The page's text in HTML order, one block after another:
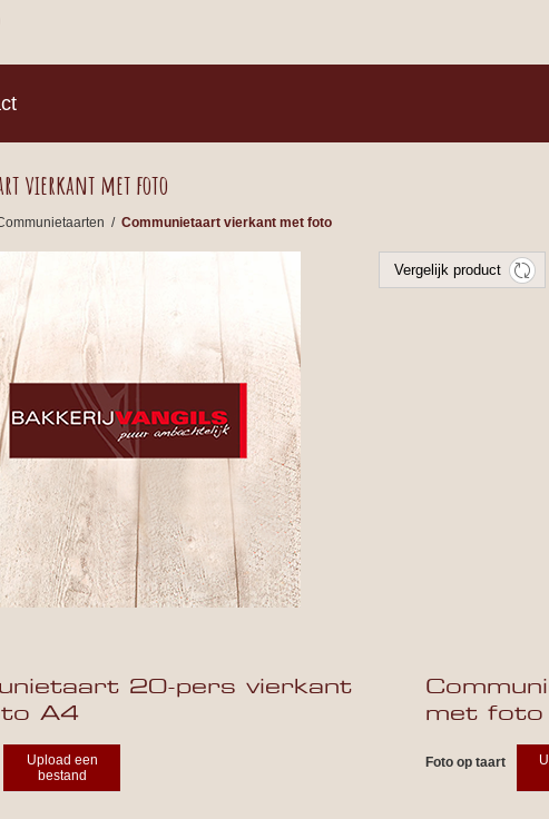
vierkant met foto
/ Communietaart vierkant met foto
20-pers vierkant
A4
Upload een
bestand
met foto
Foto op taart